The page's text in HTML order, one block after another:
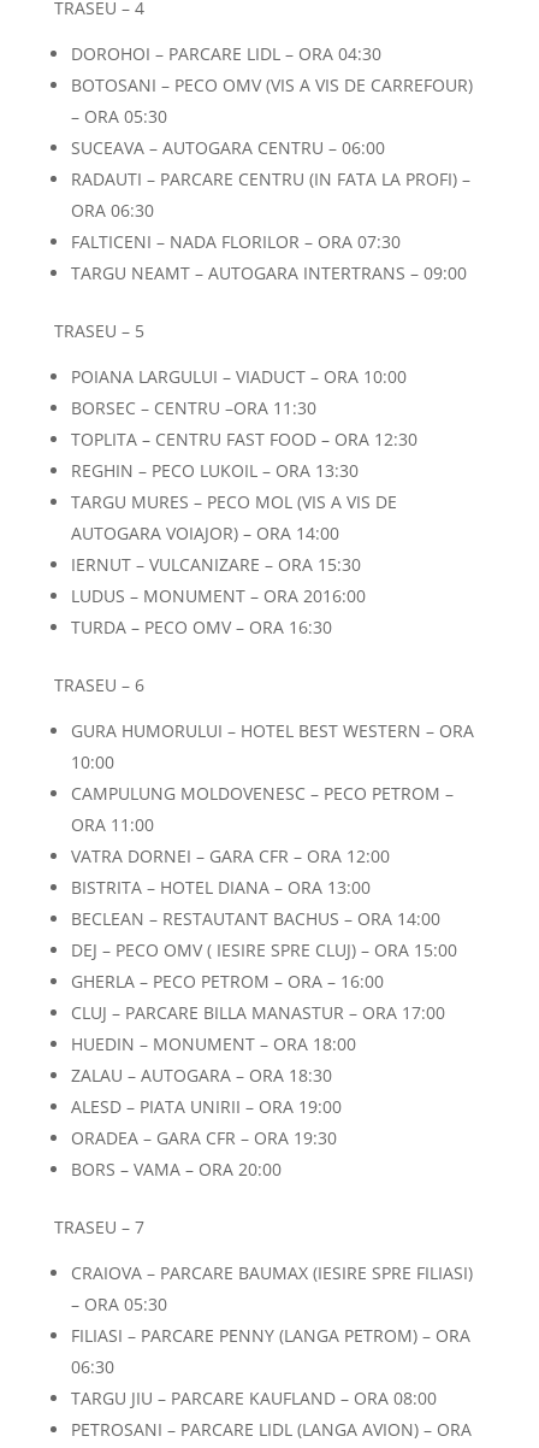
TRASEU – 4
DOROHOI – PARCARE LIDL – ORA 04:30
BOTOSANI – PECO OMV (VIS A VIS DE CARREFOUR)
– ORA 05:30
SUCEAVA – AUTOGARA CENTRU – 06:00
RADAUTI – PARCARE CENTRU (IN FATA LA PROFI) –
ORA 06:30
FALTICENI – NADA FLORILOR – ORA 07:30
TARGU NEAMT – AUTOGARA INTERTRANS – 09:00
TRASEU – 5
POIANA LARGULUI – VIADUCT – ORA 10:00
BORSEC – CENTRU –ORA 11:30
TOPLITA – CENTRU FAST FOOD – ORA 12:30
REGHIN – PECO LUKOIL – ORA 13:30
TARGU MURES – PECO MOL (VIS A VIS DE
AUTOGARA VOIAJOR) – ORA 14:00
IERNUT – VULCANIZARE – ORA 15:30
LUDUS – MONUMENT – ORA 2016:00
TURDA – PECO OMV – ORA 16:30
TRASEU – 6
GURA HUMORULUI – HOTEL BEST WESTERN – ORA
10:00
CAMPULUNG MOLDOVENESC – PECO PETROM –
ORA 11:00
VATRA DORNEI – GARA CFR – ORA 12:00
BISTRITA – HOTEL DIANA – ORA 13:00
BECLEAN – RESTAUTANT BACHUS – ORA 14:00
DEJ – PECO OMV ( IESIRE SPRE CLUJ) – ORA 15:00
GHERLA – PECO PETROM – ORA – 16:00
CLUJ – PARCARE BILLA MANASTUR – ORA 17:00
HUEDIN – MONUMENT – ORA 18:00
ZALAU – AUTOGARA – ORA 18:30
ALESD – PIATA UNIRII – ORA 19:00
ORADEA – GARA CFR – ORA 19:30
BORS – VAMA – ORA 20:00
TRASEU – 7
CRAIOVA – PARCARE BAUMAX (IESIRE SPRE FILIASI)
– ORA 05:30
FILIASI – PARCARE PENNY (LANGA PETROM) – ORA
06:30
TARGU JIU – PARCARE KAUFLAND – ORA 08:00
PETROSANI – PARCARE LIDL (LANGA AVION) – ORA